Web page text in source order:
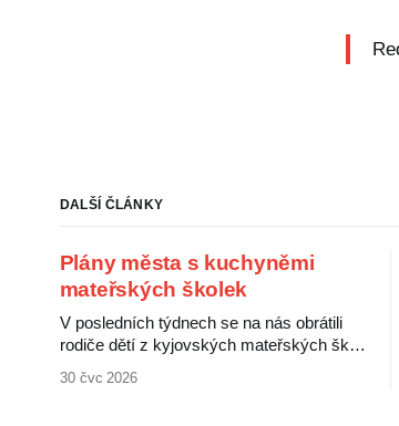
DALŠÍ ČLÁNKY
Plány města s kuchyněmi
mateřských školek
V posledních týdnech se na nás obrátili
rodiče dětí z kyjovských mateřských škol.
30 čvc 2026